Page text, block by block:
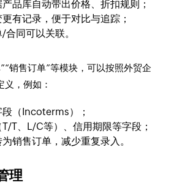
品库自动带出价格、折扣规则；
有记录，便于对比与追踪；
同可以关联。
销售订单”等模块，可以按照外贸企
，例如：
（Incoterms）；
T、L/C等）、信用期限等字段；
销售订单，减少重复录入。
理